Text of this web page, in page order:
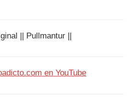
|| Pullmantur ||
en YouTube